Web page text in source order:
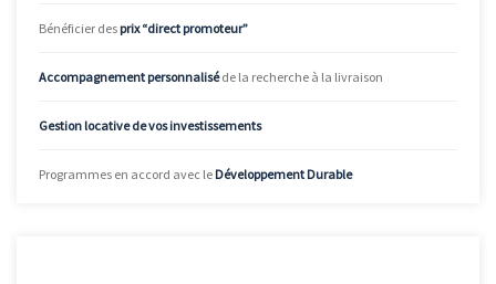
Bénéficier des prix “direct promoteur”
Accompagnement personnaliséde la recherche à la livraison
Gestion locative de vos investissements
Programmes en accord avec le Développement Durable